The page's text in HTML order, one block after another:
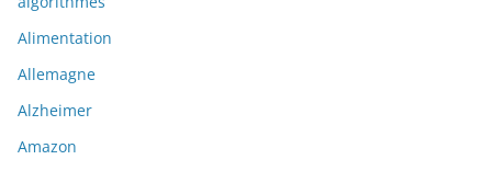
Alimentation
Allemagne
Alzheimer
Amazon